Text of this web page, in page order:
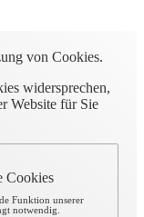
von Cookies.
widersprechen,
Website für Sie
Cookies
Funktion unserer
notwendig.